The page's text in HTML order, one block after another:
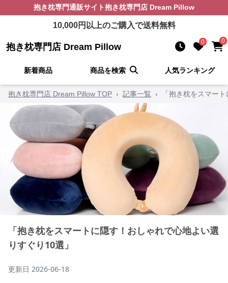
抱き枕専門通販サイト抱き枕専門店 Dream Pillow
10,000円以上のご購入で送料無料
抱き枕専門店 Dream Pillow 0 0
新着商品 商品を検索 人気ランキング
抱き枕専門店 Dream Pillow TOP › 記事一覧 › 「抱き枕をスマー
「抱き枕をスマートに隠す！おしゃれで心地よい選
りすぐり10選」
更新日 2026-06-18